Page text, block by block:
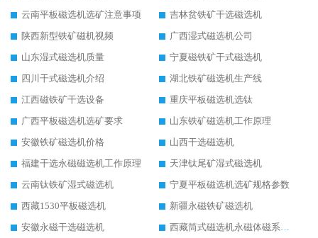
云南平板磁选机选矿注意事项
吉林贫铁矿干选磁选机
陕西新型铁矿磁机视频
广西湿式磁选机公司
山东湿式磁选机质量
宁夏磁铁矿干式磁选机
四川干式磁选机介绍
湖北铁矿磁选机生产线
江西磁铁矿干选设备
重庆平板磁选机选钛
广西平板磁选机选矿要求
山东铁矿磁选机工作原理
安徽铁矿磁选机价格
山西干选磁选机
福建干选永磁磁选机工作原理
天津钛尾矿湿式磁选机
云南钛铁矿湿式磁选机
宁夏平板磁选机选矿规格参数
西藏1530平板磁选机
新疆永磁铁矿磁选机
安徽永磁干选磁选机
西藏筒式磁选机永磁体磁系设计